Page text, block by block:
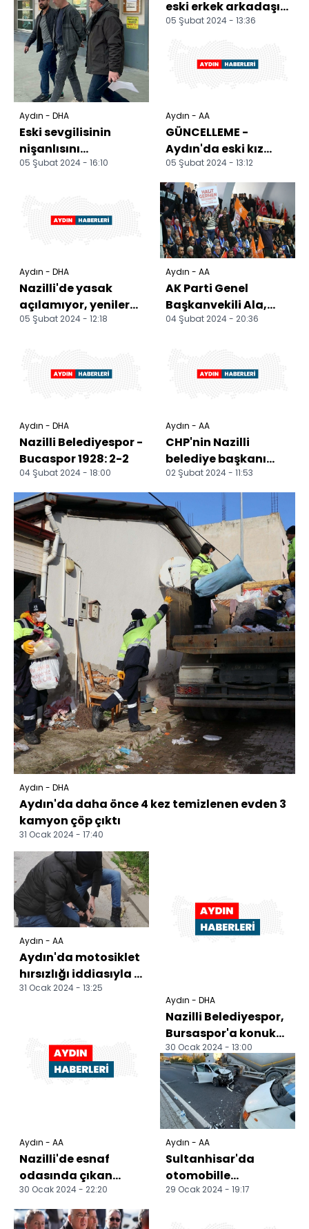
Aydın - DHA
Eski sevgilisinin
nişanlısını
tabancayla öldürdü
05 Şubat 2024 - 16:10
eski erkek arkadaşı
tarafından vurulan
05 Şubat 2024 - 13:36
Aydın - AA
GÜNCELLEME -
Aydın'da eski kız
arkadaşının
nişanlısını
tabancayla vurarak
ö...
05 Şubat 2024 - 13:12
Aydın - DHA
Nazilli'de yasak
açılamıyor, yeniler
gitti
05 Şubat 2024 - 12:18
Aydın - AA
AK Parti Genel
Başkanvekili Ala,
Aydın İlçe Belediye
04 Şubat 2024 - 20:36
Aydın - DHA
Nazilli Belediyespor -
Bucaspor 1928: 2-2
04 Şubat 2024 - 18:00
Aydın - AA
CHP'nin Nazilli
belediye başkanı
adayı Gamze Yolcu
Metin, adaylıktan
çekild...
02 Şubat 2024 - 11:53
Aydın - DHA
Aydın'da daha önce 4 kez temizlenen evden 3
kamyon çöp çıktı
31 Ocak 2024 - 17:40
Aydın - AA
Aydın'da motosiklet
hırsızlığı iddiasıyla 2
kişi gözaltına alındı
31 Ocak 2024 - 13:25
Aydın - AA
Nazilli'de esnaf
odasında çıkan
yangında hasar
oluştu
30 Ocak 2024 - 22:20
Aydın - DHA
Nazilli Belediyespor,
Bursaspor'a konuk
olacak
30 Ocak 2024 - 13:00
Aydın - AA
Sultanhisar'da
otomobille
minibüsün çarpıştığı
29 Ocak 2024 - 19:17